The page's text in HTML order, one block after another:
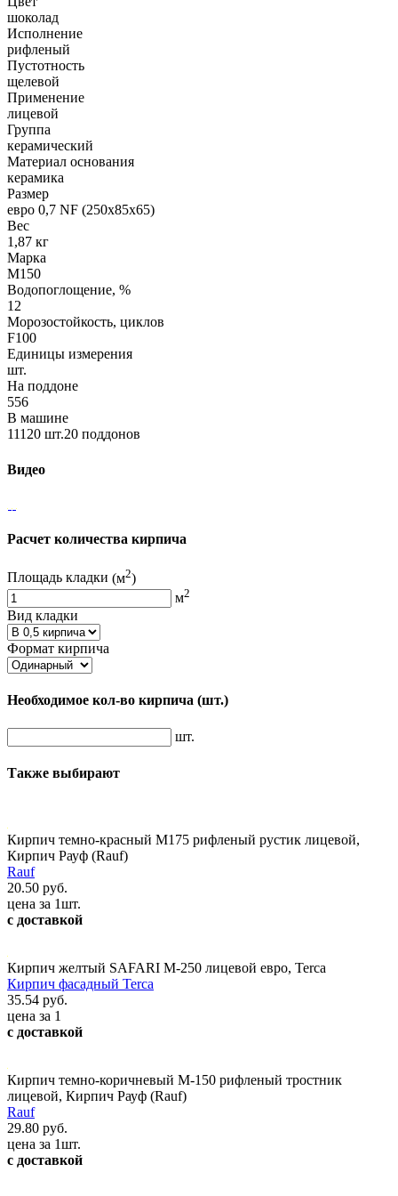
шоколад
Исполнение
рифленый
Пустотность
щелевой
Применение
лицевой
Группа
керамический
Материал основания
керамика
Размер
евро 0,7 NF (250х85х65)
Вес
1,87 кг
Марка
М150
Водопоглощение, %
12
Морозостойкость, циклов
F100
Единицы измерения
шт.
На поддоне
556
В машине
11120 шт.20 поддонов
Видео
Расчет количества кирпича
Площадь кладки (м2)
м2
Вид кладки
Формат кирпича
Необходимое кол-во кирпича (шт.)
шт.
Также выбирают
Кирпич темно-красный М175 рифленый рустик лицевой,
Кирпич Рауф (Rauf)
Rauf
20.50 руб.
цена за 1шт.
с доставкой
Кирпич желтый SAFARI М-250 лицевой евро, Terca
Кирпич фасадный Terca
35.54 руб.
цена за 1
с доставкой
Кирпич темно-коричневый М-150 рифленый тростник
лицевой, Кирпич Рауф (Rauf)
Rauf
29.80 руб.
цена за 1шт.
с доставкой